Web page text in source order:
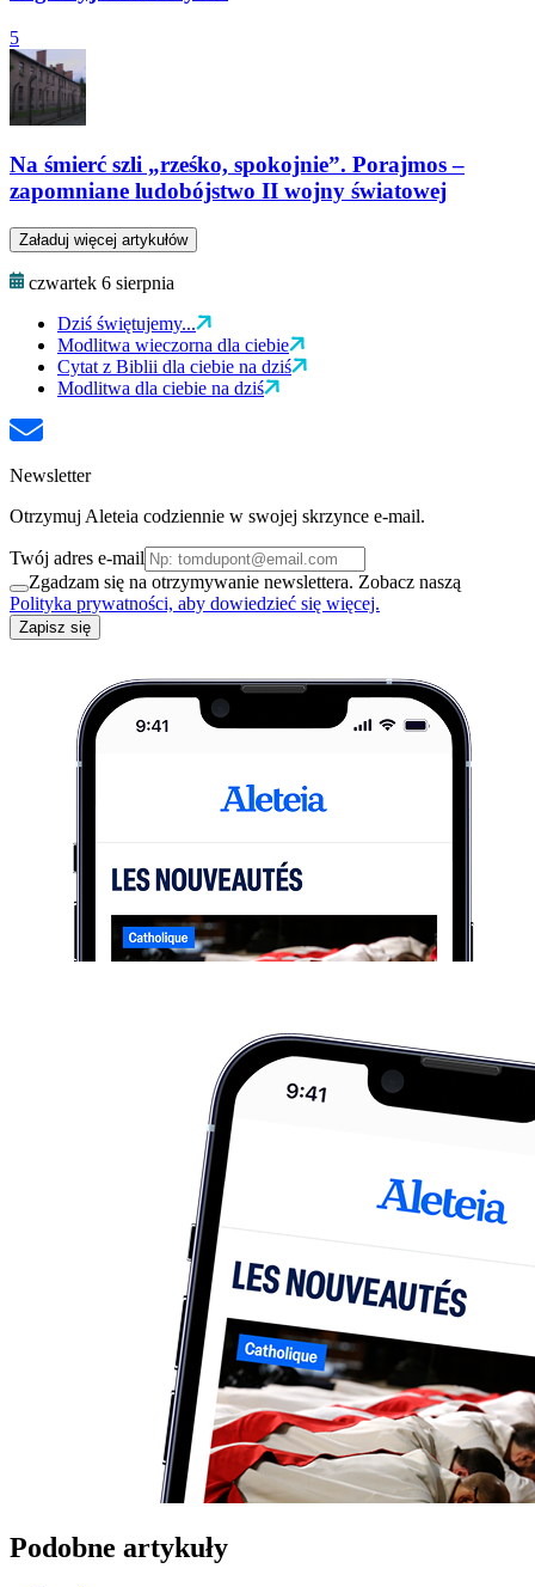
5
Na śmierć szli „rześko, spokojnie”. Porajmos –
zapomniane ludobójstwo II wojny światowej
Załaduj więcej artykułów
czwartek 6 sierpnia
Dziś świętujemy...
Modlitwa wieczorna dla ciebie
Cytat z Biblii dla ciebie na dziś
Modlitwa dla ciebie na dziś
Newsletter
Otrzymuj Aleteia codziennie w swojej skrzynce e-mail.
Twój adres e-mail
Zgadzam się na otrzymywanie newslettera. Zobacz naszą
Polityka prywatności, aby dowiedzieć się więcej.
Zapisz się
Podobne artykuły